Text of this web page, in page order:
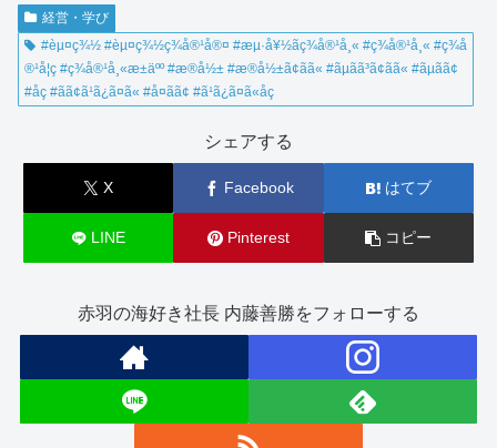
経営・学び
#èµ¤ç¾½ #èµ¤ç¾½ç¾å®¹å®¤ #æµ·å¥½ãç¾å®¹å¸« #ç¾å®¹å¸« #ç¾å
®¹å­¦ç #ç¾å®¹å¸«æ±äºº #æ®å½± #æ®å½±ã¢ãã« #ãµã­ã³ã¢ãã« #ãµã­ã¢
#åç #ãã¢ã¹ã¿ã¤ã« #å¤ãã¢ #ã¹ã¿ã¤ã«åç
シェアする
X Facebook はてブ
LINE Pinterest コピー
赤羽の海好き社長 内藤善勝をフォローする